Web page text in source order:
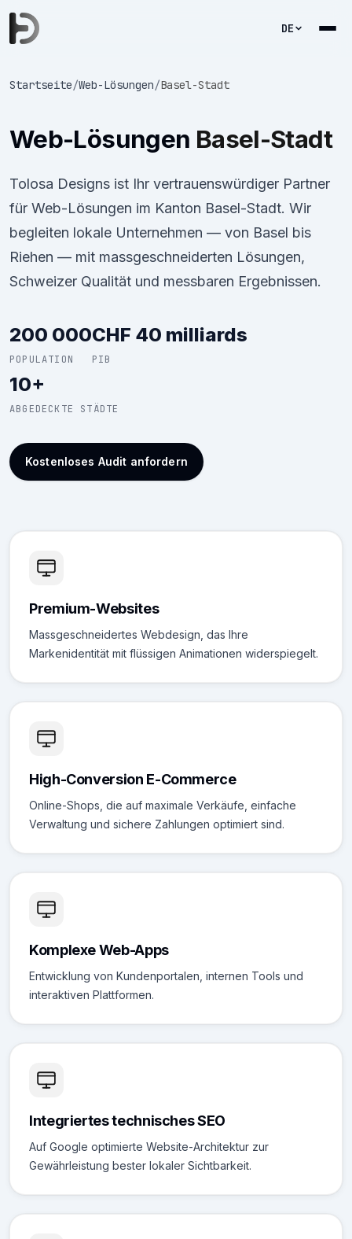
DE
Startseite/Web-Lösungen/Basel-Stadt
Web-Lösungen Basel-Stadt
Tolosa Designs ist Ihr vertrauenswürdiger Partner
für Web-Lösungen im Kanton Basel-Stadt. Wir
begleiten lokale Unternehmen — von Basel bis
Riehen — mit massgeschneiderten Lösungen,
Schweizer Qualität und messbaren Ergebnissen.
200 000
POPULATION
CHF 40 milliards
PIB
10+
ABGEDECKTE STÄDTE
Kostenloses Audit anfordern
Premium-Websites
Massgeschneidertes Webdesign, das Ihre
Markenidentität mit flüssigen Animationen widerspiegelt.
High-Conversion E-Commerce
Online-Shops, die auf maximale Verkäufe, einfache
Verwaltung und sichere Zahlungen optimiert sind.
Komplexe Web-Apps
Entwicklung von Kundenportalen, internen Tools und
interaktiven Plattformen.
Integriertes technisches SEO
Auf Google optimierte Website-Architektur zur
Gewährleistung bester lokaler Sichtbarkeit.